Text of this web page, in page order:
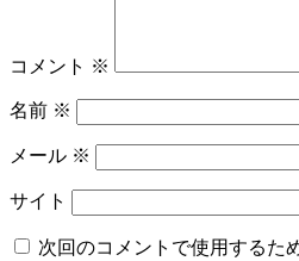
コメント ※
名前 ※
メール ※
サイト
次回のコメントで使用するた